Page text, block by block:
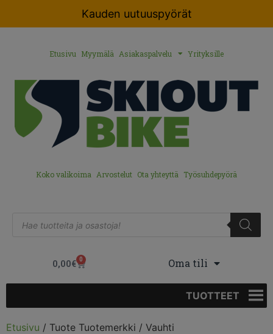
Kauden uutuuspyörät
Etusivu Myymälä Asiakaspalvelu Yrityksille
Koko valikoima Arvostelut Ota yhteyttä Työsuhdepyörä
0,00€ 0 Oma tili
TUOTTEET
Etusivu / Tuote Tuotemerkki / Vauhti